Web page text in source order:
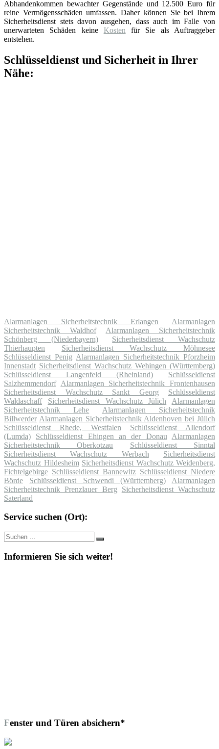
Abhandenkommen bewachter Gegenstände und 12.500 Euro für
reine Vermögensschäden umfassen. Daher können Sie bei Ihrem
Sicherheitsdienst stets davon ausgehen, dass auch im Falle von
unerwarteten Schäden keine Kosten für Sie als Auftraggeber
entstehen.
Schlüsseldienst und Sicherheit in Ihrer
Nähe:
Alarmanlagen Sicherheitstechnik Erlangen
Alarmanlagen
Sicherheitstechnik Waldhof
Alarmanlagen Sicherheitstechnik
Schönberg (Niederbayern)
Sicherheitsdienst Wachschutz
Thierhaupten
Sicherheitsdienst Wachschutz Möhnesee
Schlüsseldienst Penig Alarmanlagen Sicherheitstechnik Pforzheim
Innenstadt Sicherheitsdienst Wachschutz Wehingen (Württemberg)
Schlüsseldienst Langenfeld (Rheinland)
Schlüsseldienst
Salzhemmendorf Alarmanlagen Sicherheitstechnik Frontenhausen
Sicherheitsdienst Wachschutz Sankt Georg
Schlüsseldienst
Waldaschaff
Sicherheitsdienst Wachschutz Jülich
Alarmanlagen
Sicherheitstechnik Lehe
Alarmanlagen Sicherheitstechnik
Billwerder Alarmanlagen Sicherheitstechnik Aldenhoven bei Jülich
Schlüsseldienst Rhede, Westfalen
Schlüsseldienst Allendorf
(Lumda)
Schlüsseldienst Ehingen an der Donau
Alarmanlagen
Sicherheitstechnik Oberkotzau
Schlüsseldienst Sinntal
Sicherheitsdienst Wachschutz Werbach
Sicherheitsdienst
Wachschutz Hildesheim Sicherheitsdienst Wachschutz Weidenberg,
Fichtelgebirge Schlüsseldienst Bannewitz Schlüsseldienst Niedere
Börde
Schlüsseldienst Schwendi (Württemberg)
Alarmanlagen
Sicherheitstechnik Prenzlauer Berg
Sicherheitsdienst Wachschutz
Saterland
Service suchen (Ort):
Suche
nach:
Suchen
Informieren Sie sich weiter!
Fenster und Türen absichern*